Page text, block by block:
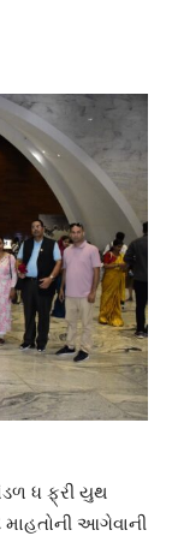
ધ ફ્રી યુથ
આગેવાની